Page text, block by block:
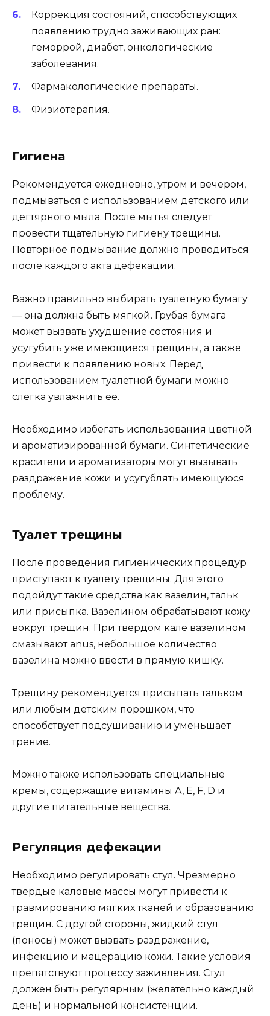
Коррекция состояний, способствующих
появлению трудно заживающих ран:
геморрой, диабет, онкологические
заболевания.
Фармакологические препараты.
Физиотерапия.
Гигиена
Рекомендуется ежедневно, утром и вечером,
подмываться с использованием детского или
дегтярного мыла. После мытья следует
провести тщательную гигиену трещины.
Повторное подмывание должно проводиться
после каждого акта дефекации.
Важно правильно выбирать туалетную бумагу
— она должна быть мягкой. Грубая бумага
может вызвать ухудшение состояния и
усугубить уже имеющиеся трещины, а также
привести к появлению новых. Перед
использованием туалетной бумаги можно
слегка увлажнить ее.
Необходимо избегать использования цветной
и ароматизированной бумаги. Синтетические
красители и ароматизаторы могут вызывать
раздражение кожи и усугублять имеющуюся
проблему.
Туалет трещины
После проведения гигиенических процедур
приступают к туалету трещины. Для этого
подойдут такие средства как вазелин, тальк
или присыпка. Вазелином обрабатывают кожу
вокруг трещин. При твердом кале вазелином
смазывают anus, небольшое количество
вазелина можно ввести в прямую кишку.
Трещину рекомендуется присыпать тальком
или любым детским порошком, что
способствует подсушиванию и уменьшает
трение.
Можно также использовать специальные
кремы, содержащие витамины A, E, F, D и
другие питательные вещества.
Регуляция дефекации
Необходимо регулировать стул. Чрезмерно
твердые каловые массы могут привести к
травмированию мягких тканей и образованию
трещин. С другой стороны, жидкий стул
(поносы) может вызвать раздражение,
инфекцию и мацерацию кожи. Такие условия
препятствуют процессу заживления. Стул
должен быть регулярным (желательно каждый
день) и нормальной консистенции.